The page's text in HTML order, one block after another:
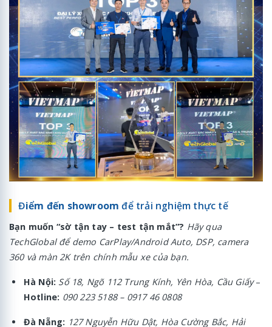
Điểm đến showroom để trải nghiệm thực tế
Bạn muốn “sờ tận tay – test tận mắt”? Hãy qua
TechGlobal để demo CarPlay/Android Auto, DSP, camera
360 và màn 2K trên chính mẫu xe của bạn.
Hà Nội: Số 18, Ngõ 112 Trung Kính, Yên Hòa, Cầu Giấy–
Hotline: 090 223 5188 – 0917 46 0808
Đà Nẵng: 127 Nguyễn Hữu Dật, Hòa Cường Bắc, Hải